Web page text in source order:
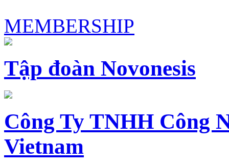
MEMBERSHIP
Tập đoàn Novonesis
Công Ty TNHH Công
Vietnam